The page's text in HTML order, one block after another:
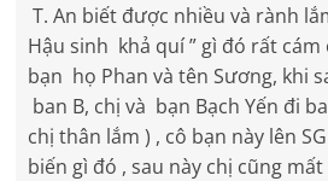
T. An biết được nhiều và rành
Hậu sinh khả quí ” gì đó rất cám
bạn họ Phan và tên Sương, khi
ban B, chị và bạn Bạch Yến đi
chị thân lắm ) , cô bạn này lên
biến gì đó , sau này chị cũng